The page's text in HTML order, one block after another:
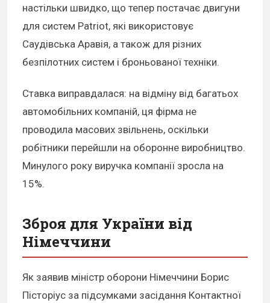
настільки швидко, що тепер постачає двигуни
для систем Patriot, які використовує
Саудівська Аравія, а також для різних
безпілотних систем і броньованої техніки.
Ставка виправдалася: на відміну від багатьох
автомобільних компаній, ця фірма не
проводила масових звільнень, оскільки
робітники перейшли на оборонне виробництво.
Минулого року виручка компанії зросла на
15%.
Зброя для України від
Німеччини
Як заявив міністр оборони Німеччини Борис
Пісторіус за підсумками засідання Контактної